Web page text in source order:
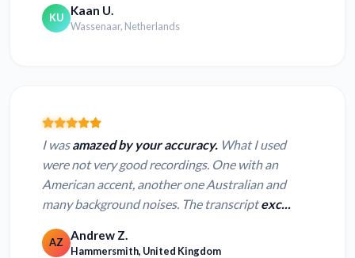
KU Kaan U.
Wassenaar, Netherlands
I wasamazed by your accuracy. What I used
were not very good recordings. One with an
American accent, another one Australian and
many background noises. The transcriptexc...
AZ Andrew Z.
Hammersmith, United Kingdom